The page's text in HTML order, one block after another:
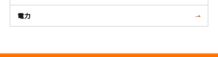
電力